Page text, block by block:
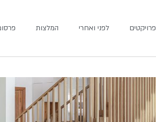
פרויקטים לפני ואחרי המלצות